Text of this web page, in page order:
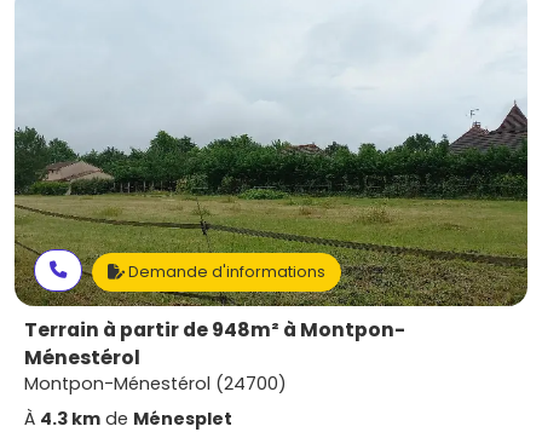
Demande d'informations
Terrain à partir de 948m² à Montpon-
Ménestérol
Montpon-Ménestérol (24700)
À 4.3 km de Ménesplet